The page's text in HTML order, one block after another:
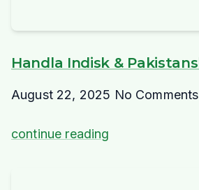
Handla Indisk &
August 22, 2025 No Comments
continue reading